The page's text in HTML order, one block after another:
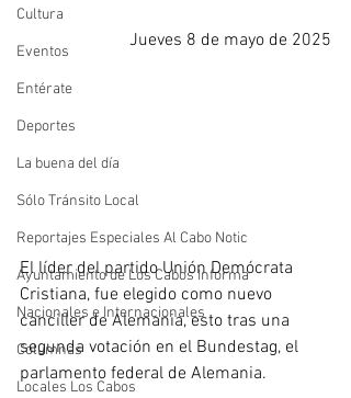
Cultura
Eventos
Entérate
Deportes
La buena del día
Sólo Tránsito Local
Reportajes Especiales Al Cabo Notic
Ayuntamiento de Los Cabos Informa
Nacionales e Internacionales
Columnas
Locales Los Cabos
Jueves 8 de mayo de 2025
El líder del partido Unión Demócrata
Cristiana, fue elegido como nuevo
canciller de Alemania, esto tras una
segunda votación en el Bundestag, el
parlamento federal de Alemania.